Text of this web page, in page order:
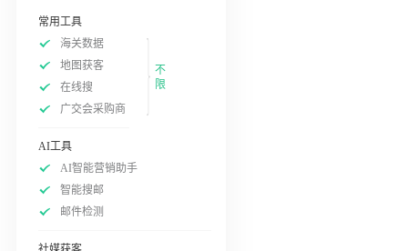
常用工具
海关数据
地图获客
在线搜
广交会采购商
不
限
AI工具
AI智能营销助手
智能搜邮
邮件检测